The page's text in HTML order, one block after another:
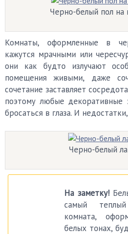
Черно-белый пол на
Комнаты, оформленные в
кажутся мрачными или
они как будто излучают
помещения живыми, даже
сочетание заставляет
поэтому любые декоративные
бросаться в глаза. И
Черно-белый
На заметку!
самый
комната,
белых тонах,